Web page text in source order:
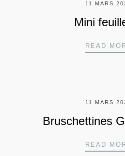
11 MARS
Mini
READ
11 MARS
Bruschettines
READ